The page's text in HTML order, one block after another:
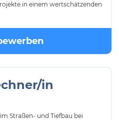
in einem wertschätzenden
in
Straßen- und Tiefbau bei